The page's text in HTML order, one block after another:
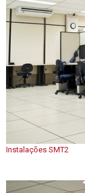
Instalações SMT2